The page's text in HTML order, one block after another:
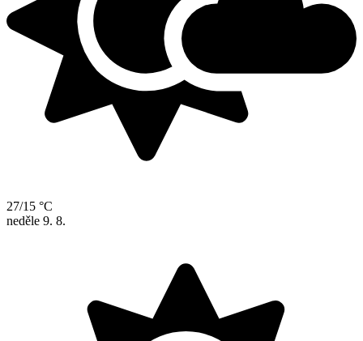
27/15 °C
neděle 9. 8.